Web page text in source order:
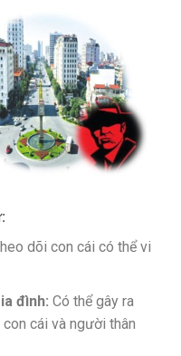
dõi con cái có thể vi
đình: Có thể gây ra
cái và người thân